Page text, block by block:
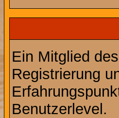
Ein Mitglied
Registrierung
Benutzerlevel.